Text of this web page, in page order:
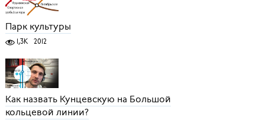
Парк культуры
1,3K 2012
Как назвать Кунцевскую на Большой
кольцевой линии?